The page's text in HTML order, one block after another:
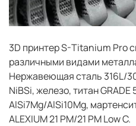
3D принтер S-Titanium Pro
различными видами
Нержавеющая сталь 316L/
NiBSi, железо, титан
AlSi7Mg/AlSi10Mg,
ALEXIUM 21 PM/21 PM Low C.